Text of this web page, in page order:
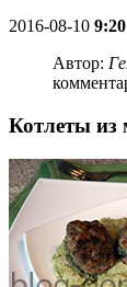
2016-08-10 9:20
Автор:
Котлеты из